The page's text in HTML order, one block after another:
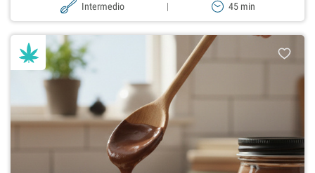
Intermedio | 45 min